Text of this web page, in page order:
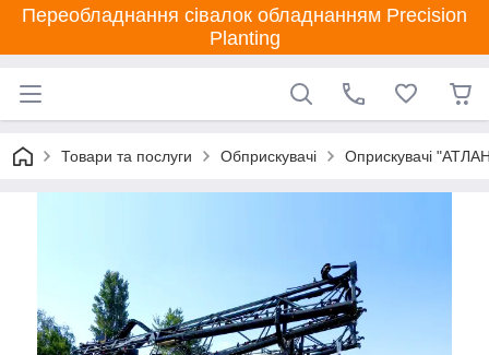
Переобладнання сівалок обладнанням Precision
Planting
Товари та послуги Обприскувачі Оприскувачі